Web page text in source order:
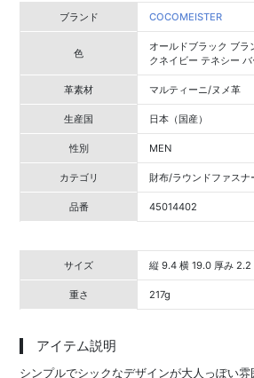
ブランド COCOMEISTER
色
オールドブラック ブラ
クネイビー テネシー
革素材 マルティーニ/ヌメ革
生産国 日本（国産）
性別 MEN
カテゴリ 財布/ラウンドファスナ
品番 45014402
サイズ 縦 9.4 横 19.0 厚み 2.2
重さ 217g
アイテム説明
シンプルでシックなデザインが大人っぽい